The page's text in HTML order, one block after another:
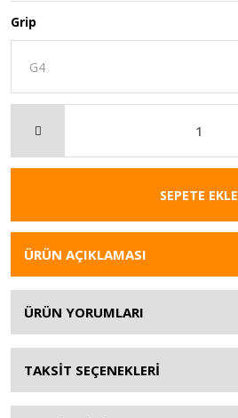
Grip
SEPETE EKLE
ÜRÜN AÇIKLAMASI
ÜRÜN YORUMLARI
TAKSİT SEÇENEKLERİ